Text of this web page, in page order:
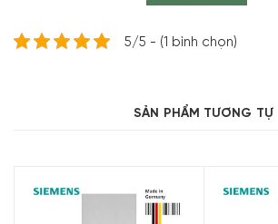
Đường kính ống thoát khí: Ø 12/15 cm
Cảm ứng touchControl +
về mức thông thường sau 6 phút)
Trang bị van cửa lật ngăn khói, mùi
5/5 - (1 bình chọn)
SẢN PHẨM TƯƠNG TỰ